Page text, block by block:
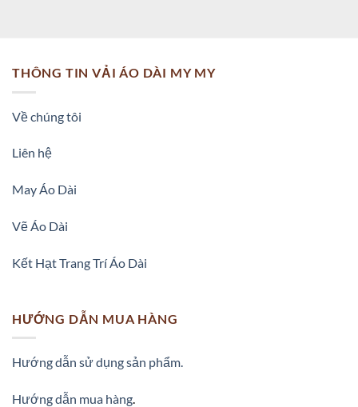
THÔNG TIN VẢI ÁO DÀI MY MY
Về chúng tôi
Liên hệ
May Áo Dài
Vẽ Áo Dài
Kết Hạt Trang Trí Áo Dài
HƯỚNG DẪN MUA HÀNG
Hướng dẫn sử dụng sản phẩm.
Hướng dẫn mua hàng.